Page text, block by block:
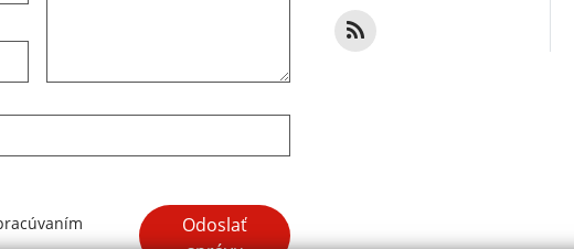
Google reCaptcha Response
Odoslať